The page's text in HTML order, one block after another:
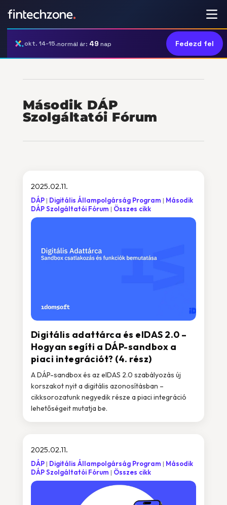
okt. 14-15.normál ár: 49 nap Fedezd fel
Második DÁP
Szolgáltatói Fórum
Digitális adattárca és eIDAS 2.0 –
Hogyan segíti a DÁP-sandbox a
piaci integrációt? (4. rész)
2025.02.11.
DÁP Digitális Állampolgárság Program
Második
DÁP Szolgáltatói Fórum
Összes cikk
A DÁP-sandbox és az eIDAS 2.0 szabályozás új
korszakot nyit a digitális azonosításban –
cikksorozatunk negyedik része a piaci integráció
lehetőségeit mutatja be.
2025.02.11.
DÁP Digitális Állampolgárság Program
Második
DÁP Szolgáltatói Fórum
Összes cikk